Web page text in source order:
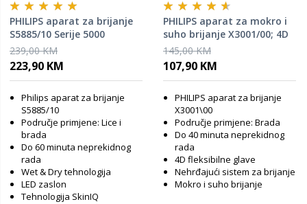
PHILIPS aparat za brijanje
S5885/10 Serije 5000
239,00 KM
223,90 KM
Philips aparat za brijanje
S5885/10
Područje primjene: Lice i
brada
Do 60 minuta neprekidnog
rada
Wet & Dry tehnologija
LED zaslon
Tehnologija SkinIQ
PHILIPS aparat za mokro i
suho brijanje X3001/00; 4D
145,00 KM
107,90 KM
PHILIPS aparat za brijanje
X3001\00
Područje primjene: Brada
Do 40 minuta neprekidnog
rada
4D fleksibilne glave
Nehrđajući sistem za brijanje
Mokro i suho brijanje